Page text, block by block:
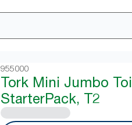
955000
Tork Mini Jumbo
StarterPack, T2